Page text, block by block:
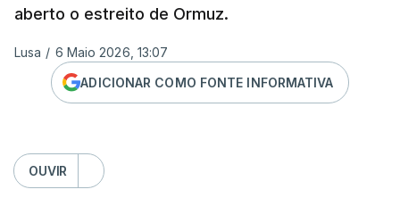
aberto o estreito de Ormuz.
Lusa / 6 Maio 2026, 13:07
ADICIONAR COMO FONTE INFORMATIVA
OUVIR